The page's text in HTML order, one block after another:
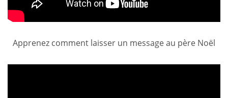
Apprenez comment laisser un message au père Noël